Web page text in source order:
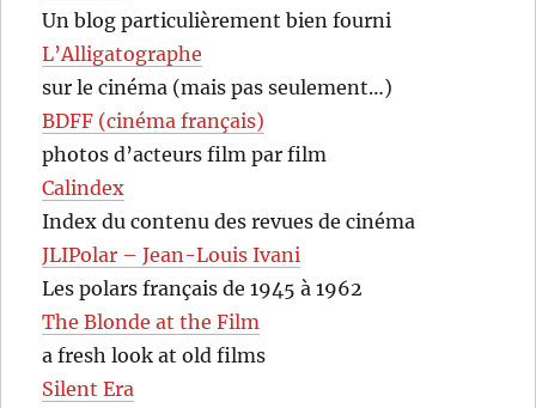
Un blog particulièrement bien fourni
L’Alligatographe
sur le cinéma (mais pas seulement…)
BDFF (cinéma français)
photos d’acteurs film par film
Calindex
Index du contenu des revues de cinéma
JLIPolar – Jean-Louis Ivani
Les polars français de 1945 à 1962
The Blonde at the Film
a fresh look at old films
Silent Era